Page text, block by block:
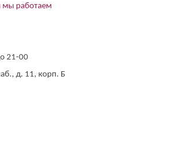
мы работаем
21-00
д. 11, корп. Б